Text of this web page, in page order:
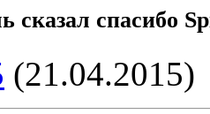
сказал cпасибо
(21.04.2015)